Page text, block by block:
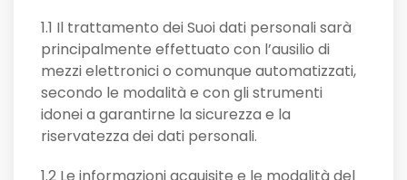
1.1 Il trattamento dei Suoi dati personali sarà
principalmente effettuato con l’ausilio di
mezzi elettronici o comunque automatizzati,
secondo le modalità e con gli strumenti
idonei a garantirne la sicurezza e la
riservatezza dei dati personali.